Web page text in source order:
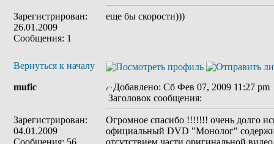
Зарегистрирован:
26.01.2009
Сообщения: 1
еще бы скорости)))
Вернуться к началу
mufic
Зарегистрирован:
04.01.2009
Сообщения: 56
Добавлено: Сб Фев 07, 2009 11:27 pm
Заголовок сообщения:
Огромное спасибо !!!!!!! очень долго
официальный DVD "Монолог"
отсутствием части оригинальной